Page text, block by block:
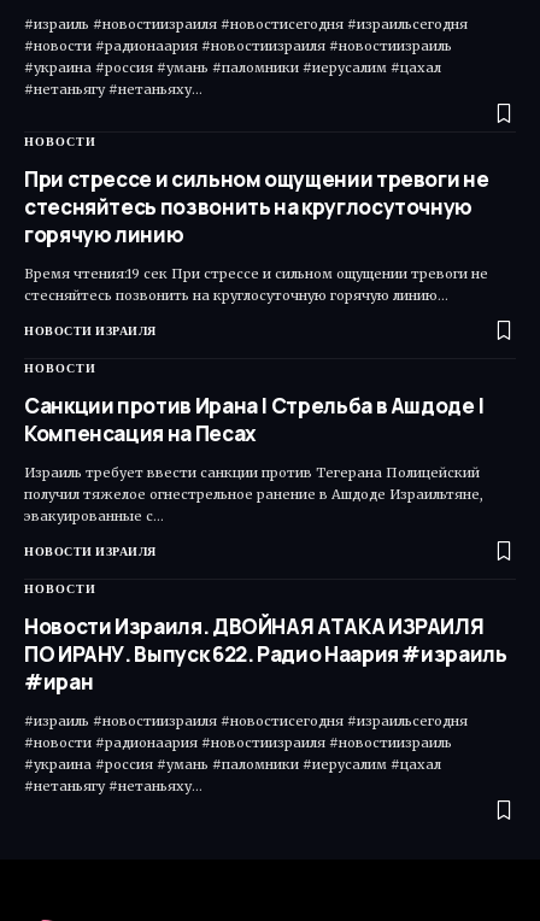
#израиль #новостиизраиля #новостисегодня #израильсегодня
#новости #радионаария #новостиизраиля #новостиизраиль
#украина #россия #умань #паломники #иерусалим #цахал
#нетаньягу #нетаньяху…
НОВОСТИ
При стрессе и сильном ощущении тревоги не
стесняйтесь позвонить на круглосуточную
горячую линию
Время чтения:19 сек При стрессе и сильном ощущении тревоги не
стесняйтесь позвонить на круглосуточную горячую линию…
НОВОСТИ ИЗРАИЛЯ
НОВОСТИ
Санкции против Ирана | Стрельба в Ашдоде |
Компенсация на Песах
Израиль требует ввести санкции против Тегерана Полицейский
получил тяжелое огнестрельное ранение в Ашдоде Израильтяне,
эвакуированные с…
НОВОСТИ ИЗРАИЛЯ
НОВОСТИ
Новости Израиля. ДВОЙНАЯ АТАКА ИЗРАИЛЯ
ПО ИРАНУ. Выпуск 622. Радио Наария #израиль
#иран
#израиль #новостиизраиля #новостисегодня #израильсегодня
#новости #радионаария #новостиизраиля #новостиизраиль
#украина #россия #умань #паломники #иерусалим #цахал
#нетаньягу #нетаньяху…